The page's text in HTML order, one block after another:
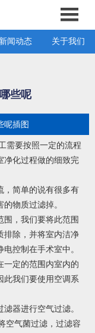
新闻动态 关于我们
些呢
需要按照一定的流程
净化过程做的细致完
，简单的说有很多有
物质过滤掉。
，我们要将此范围
排除，并将室内洁净
控制在手术室中。
一定的范围内室内的
此我们要使用空调系
器进行空气过滤。
空气菌过滤，过滤容